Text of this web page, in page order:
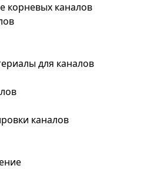
корневых каналов
для каналов
каналов